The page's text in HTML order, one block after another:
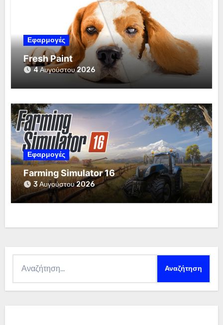
Εφαρμογές
Fresh Paint
4 Αυγούστου 2026
Εφαρμογές
Farming Simulator 16
3 Αυγούστου 2026